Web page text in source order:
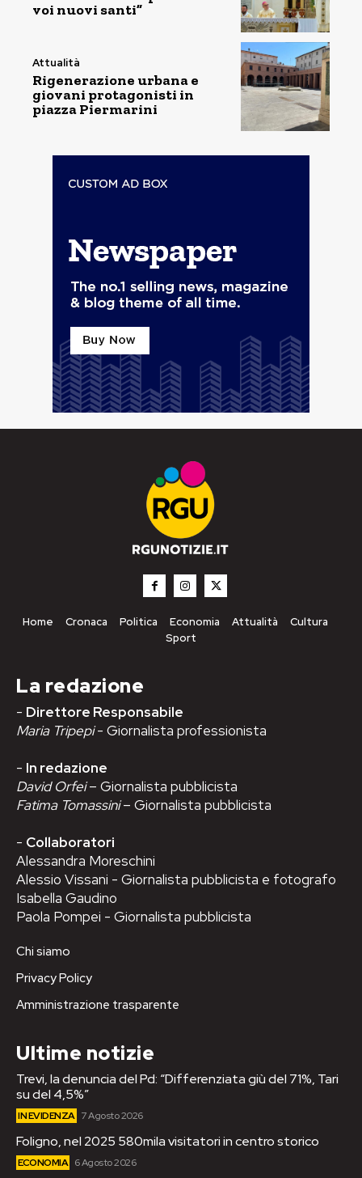
voi nuovi santi”
Attualità
Rigenerazione urbana e
giovani protagonisti in
piazza Piermarini
Home Cronaca Politica Economia Attualità
Cultura
Sport
La redazione
- Direttore Responsabile
Maria Tripepi- Giornalista professionista
- In redazione
David Orfei– Giornalista pubblicista
Fatima Tomassini– Giornalista pubblicista
- Collaboratori
Alessandra Moreschini
Alessio Vissani - Giornalista pubblicista e fotografo
Isabella Gaudino
Paola Pompei - Giornalista pubblicista
Chi siamo
Privacy Policy
Amministrazione trasparente
Ultime notizie
Trevi, la denuncia del Pd: “Differenziata giù del 71%, Tari
su del 4,5%”
IN EVIDENZA 7 Agosto 2026
Foligno, nel 2025 580mila visitatori in centro storico
ECONOMIA 6 Agosto 2026